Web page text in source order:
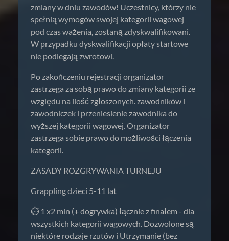
zmiany w dniu zawodów! Uczestnicy, którzy nie
spełnią wymogów swojej kategorii wagowej
pod czas ważenia, zostaną zdyskwalifikowani.
W przypadku dyskwalifikacji opłaty startowe
nie podlegają zwrotowi.
Po zakończeniu rejestracji organizator
zastrzega za sobą prawo do zmiany kategorii ze
względu na ilość zgłoszonych. zawodników i
zawodniczek i przeniesienie zawodnika do
wyższej kategorii wagowej. Organizator
zastrzega sobie prawo do możliwości łączenia
kategorii.
ZASADY ROZGRYWANIA TURNEJU
Grappling dzieci 5-11 lat
⏱️ 1 x2 min (+ dogrywka) łącznie z finałem - dla
wszystkich kategorii wagowych. Dozwolone są
niektóre rodzaje rzutów i Utrzymanie (bez